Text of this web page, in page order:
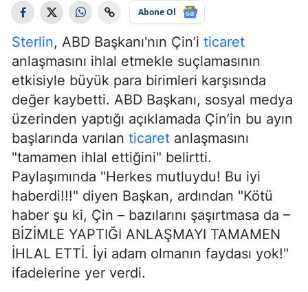
Abone Ol
Sterlin, ABD Başkanı'nın Çin’i ticaret
anlaşmasını ihlal etmekle suçlamasının
etkisiyle büyük para birimleri karşısında
değer kaybetti. ABD Başkanı, sosyal medya
üzerinden yaptığı açıklamada Çin’in bu ayın
başlarında varılan ticaret anlaşmasını
"tamamen ihlal ettiğini" belirtti.
Paylaşımında "Herkes mutluydu! Bu iyi
haberdi!!!" diyen Başkan, ardından "Kötü
haber şu ki, Çin – bazılarını şaşırtmasa da –
BİZİMLE YAPTIĞI ANLAŞMAYI TAMAMEN
İHLAL ETTİ. İyi adam olmanın faydası yok!"
ifadelerine yer verdi.